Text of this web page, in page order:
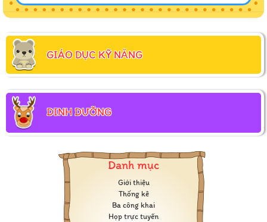
GIÁO DỤC KỸ NĂNG
DINH DƯỠNG
Danh mục
Giới thiệu
Thống kê
Ba công khai
Họp trực tuyến